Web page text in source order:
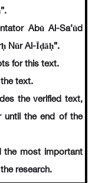
Abū Al-Sa’ūd
Nūr Al-Īḍāḥ”.
for this text.
text.
the verified text,
until the end of the
the most important
research.